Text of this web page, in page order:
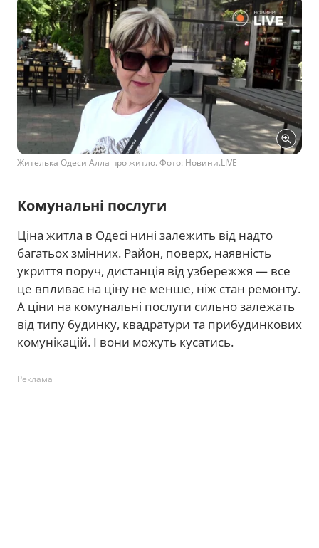
Жителька Одеси Алла про житло. Фото: Новини.LIVE
Комунальні послуги
Ціна житла в Одесі нині залежить від надто
багатьох змінних. Район, поверх, наявність
укриття поруч, дистанція від узбережжя — все
це впливає на ціну не менше, ніж стан ремонту.
А ціни на комунальні послуги сильно залежать
від типу будинку, квадратури та прибудинкових
комунікацій. І вони можуть кусатись.
Реклама